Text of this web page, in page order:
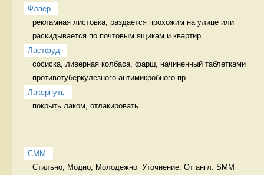
Флаер
рекламная листовка, раздается прохожим на улице или
раскидывается по почтовым ящикам и квартир...
Ластфуд
сосиска, ливерная колбаса, фарш, начиненный таблетками
противотуберкулезного антимикробного пр...
Лакернуть
покрыть лаком, отлакировать
СММ
Стильно, Модно, Молодежно  Уточнение: От англ. SMM